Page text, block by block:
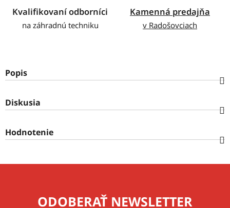
Kvalifikovaní odborníci
na záhradnú techniku
Kamenná predajňa
v Radošovciach
Popis
Diskusia
Hodnotenie
ODOBERAŤ NEWSLETTER